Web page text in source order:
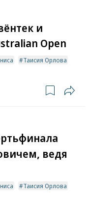
и
Open
Таисия Орлова
ведя
Таисия Орлова